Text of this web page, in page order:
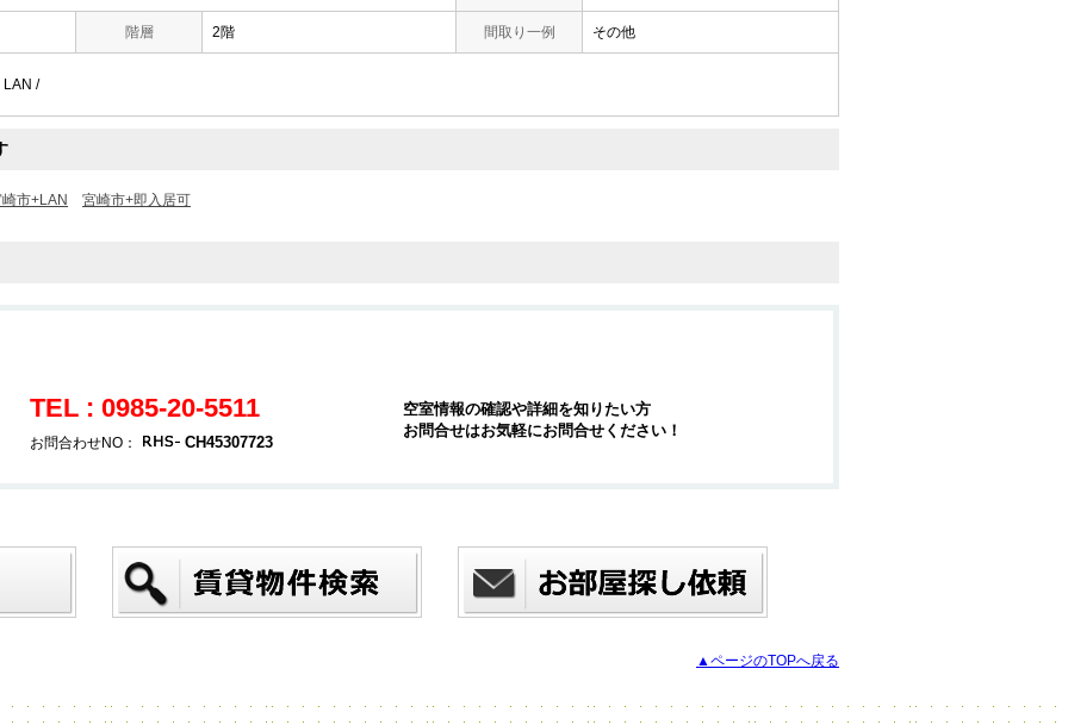
階層 2階 間取り一例 その他
LAN /
市+LAN 宮崎市+即入居可
TEL : 0985-20-5511
お問合わせNO： CH45307723
空室情報の確認や詳細を知りたい方
お問合せはお気軽にお問合せください！
▲ページのTOPへ戻る